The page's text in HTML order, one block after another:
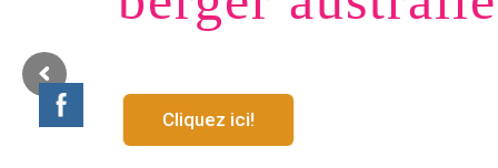
Cliquez ici!